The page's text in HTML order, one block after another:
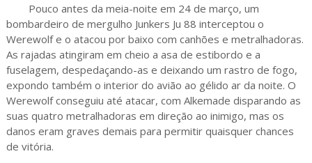
Pouco antes da meia-noite em 24 de março, um
bombardeiro de mergulho Junkers Ju 88 interceptou o
Werewolf e o atacou por baixo com canhões e metralhadoras.
As rajadas atingiram em cheio a asa de estibordo e a
fuselagem, despedaçando-as e deixando um rastro de fogo,
expondo também o interior do avião ao gélido ar da noite. O
Werewolf conseguiu até atacar, com Alkemade disparando as
suas quatro metralhadoras em direção ao inimigo, mas os
danos eram graves demais para permitir quaisquer chances
de vitória.